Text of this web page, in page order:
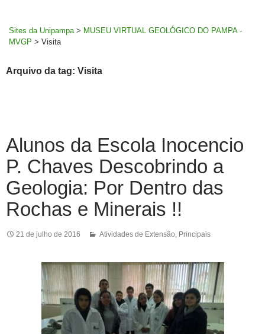
Sites da Unipampa > MUSEU VIRTUAL GEOLÓGICO DO PAMPA -
MVGP > Visita
Arquivo da tag: Visita
Alunos da Escola Inocencio
P. Chaves Descobrindo a
Geologia: Por Dentro das
Rochas e Minerais !!
21 de julho de 2016 Atividades de Extensão Principais